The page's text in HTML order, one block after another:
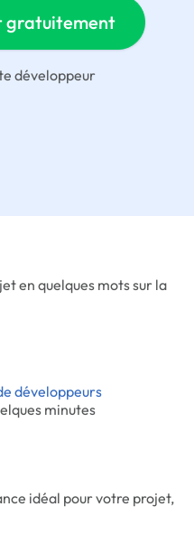
gratuitement
développeur
en quelques mots sur la
développeurs
minutes
idéal pour votre projet,